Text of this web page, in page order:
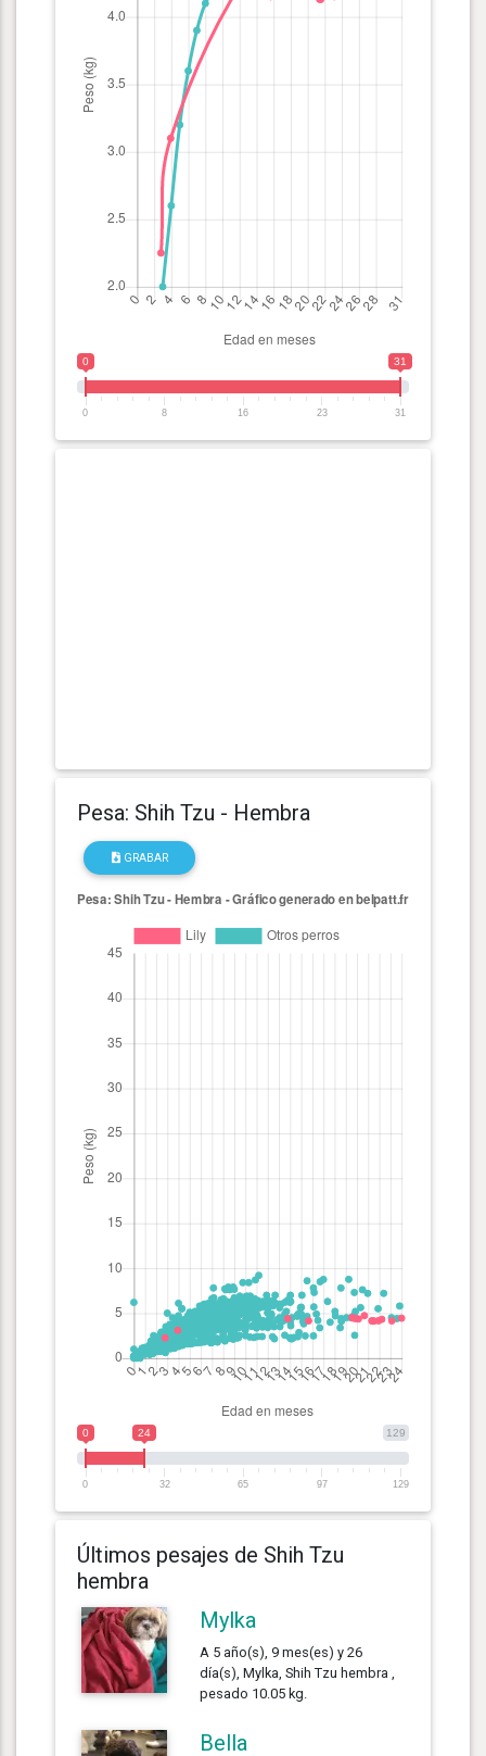
0 31
0 8 16 23 31
Pesa: Shih Tzu - Hembra
GRABAR
129
0 24
0 32 65 97 129
Últimos pesajes de Shih Tzu
hembra
Mylka
A 5 año(s), 9 mes(es) y 26
día(s), Mylka, Shih Tzu hembra ,
pesado 10.05 kg.
Bella